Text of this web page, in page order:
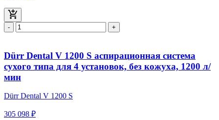
- +
Dürr Dental V 1200 S аспирационная система
сухого типа для 4 установок, без кожуха, 1200 л/
мин
Dürr Dental V 1200 S
305 098 ₽